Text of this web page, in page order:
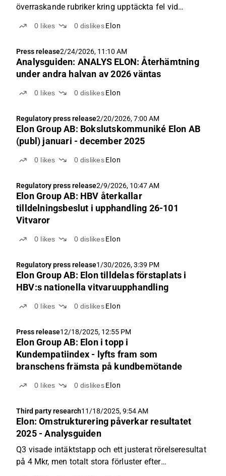
överraskande rubriker kring upptäckta fel vid
omstruktureringskostnader och sparpaket,
kedjan, oegentligheter...
0 likes 0 dislikes Elon
Press release2/24/2026, 11:10 AM
Analysguiden: ANALYS ELON: Återhämtning
under andra halvan av 2026 väntas
0 likes 0 dislikes Elon
Regulatory press release2/20/2026, 7:00 AM
Elon Group AB: Bokslutskommuniké Elon AB
(publ) januari - december 2025
0 likes 0 dislikes Elon
Regulatory press release2/9/2026, 10:47 AM
Elon Group AB: HBV återkallar
tilldelningsbeslut i upphandling 26-101
Vitvaror
0 likes 0 dislikes Elon
Regulatory press release1/30/2026, 3:39 PM
Elon Group AB: Elon tilldelas förstaplats i
HBV:s nationella vitvaruupphandling
0 likes 0 dislikes Elon
Press release12/18/2025, 12:55 PM
Elon Group AB: Elon i topp i
Kundempatiindex - lyfts fram som
branschens främsta på kundbemötande
0 likes 0 dislikes Elon
Third party research11/18/2025, 9:54 AM
Elon: Omstrukturering påverkar resultatet
2025 - Analysguiden
Q3 visade intäktstapp och ett justerat rörelseresultat
på 4 Mkr, men totalt stora förluster efter